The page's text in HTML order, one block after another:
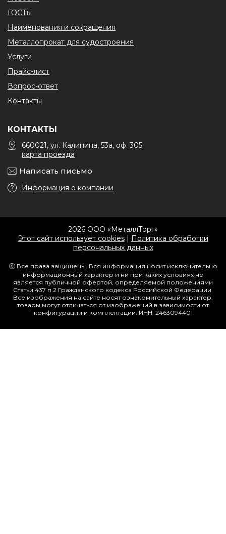
ГОСТы
Наименования и сокращения
Металлопрокат для судостроения
Услуги
Прайс-лист
Вопрос-ответ
Контакты
КОНТАКТЫ
660021, ул. Калинина, 53а, оф. 305
карта проезда
Написать письмо
Информация о компании
2026 ООО «МеталлТорг»
Этот сайт использует cookies| Политика обработки
персональных данных
ⓒ Все права защищены. Вся информация носит исключительно
информационный характер и ни при каких условиях не
является публичной офертой, определяемой положениями
Статьи 437 п.2 Гражданского кодекса Российской Федерации.
Все изображения на сайте носят ознакомительный характер,
товары могут отличаться от изображений в зависимости от
конфигурации и комплектации. ИНН: 2463094401